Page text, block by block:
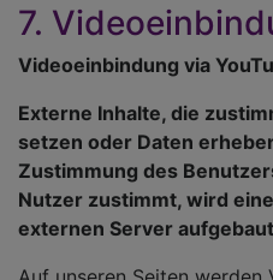
7.
Videoeinbindung via
Externe Inhalte, die
setzen oder Daten
Zustimmung des
Nutzer zustimmt, wird
externen Server